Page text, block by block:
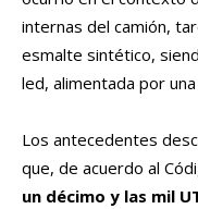
internas del camión,
esmalte sintético,
led, alimentada por
Los antecedentes
que, de acuerdo al
un décimo y las mil